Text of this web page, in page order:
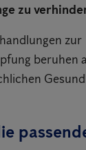
zu
zur
beruhen